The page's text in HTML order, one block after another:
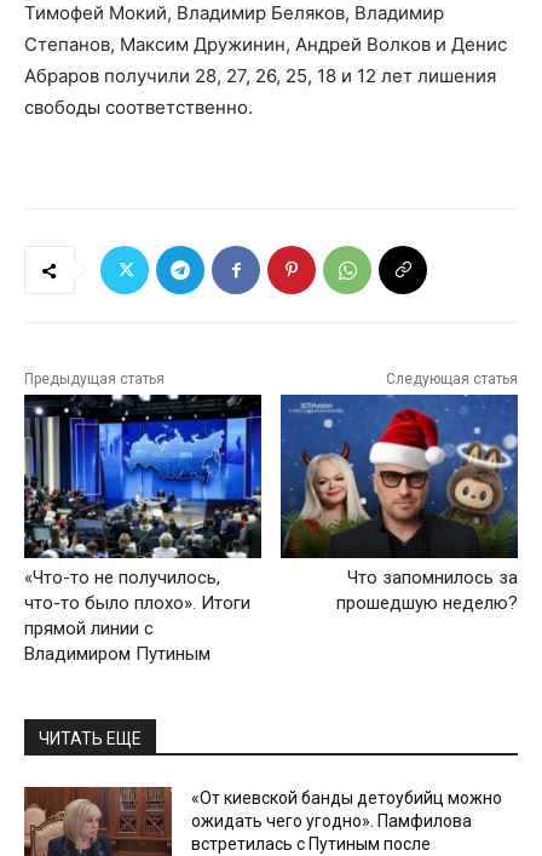
Тимофей Мокий, Владимир Беляков, Владимир
Степанов, Максим Дружинин, Андрей Волков и Денис
Абраров получили 28, 27, 26, 25, 18 и 12 лет лишения
свободы соответственно.
Предыдущая статья
«Что-то не получилось,
что-то было плохо». Итоги
прямой линии с
Владимиром Путиным
Следующая статья
Что запомнилось за
прошедшую неделю?
ЧИТАТЬ ЕЩЕ
«От киевской банды детоубийц можно
ожидать чего угодно». Памфилова
встретилась с Путиным после